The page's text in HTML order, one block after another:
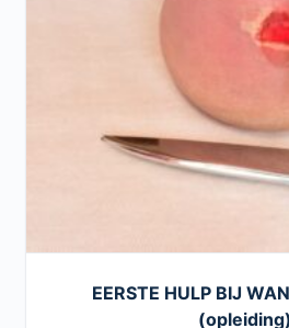
EERSTE HULP BIJ
(opleiding)